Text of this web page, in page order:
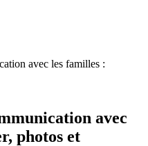
avec les familles :
avec
photos et